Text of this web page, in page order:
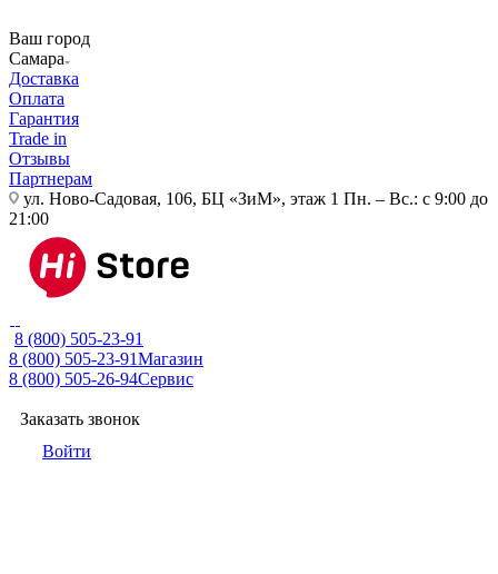
Ваш город
Самара
Доставка
Оплата
Гарантия
Trade in
Отзывы
Партнерам
ул. Ново-Садовая, 106, БЦ «ЗиМ», этаж 1 Пн. – Вс.: с 9:00 до
21:00
8 (800) 505-23-91
8 (800) 505-23-91Магазин
8 (800) 505-26-94Сервис
Заказать звонок
Войти